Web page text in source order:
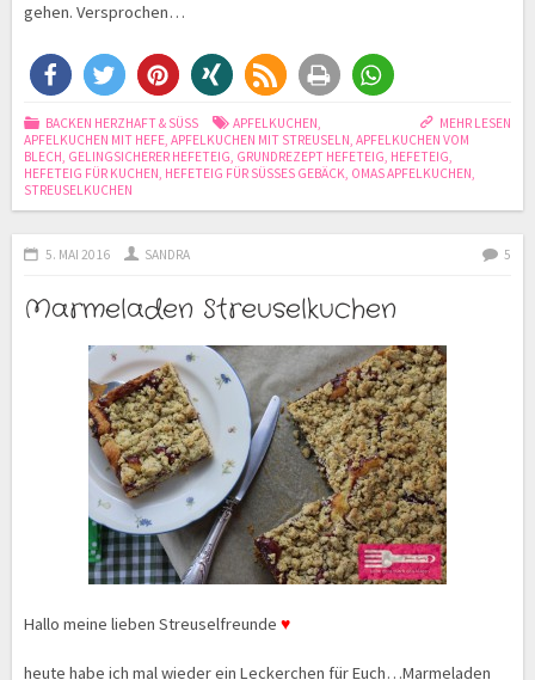
gehen. Versprochen…
MEHR LESEN
BACKEN HERZHAFT & SÜSS APFELKUCHEN,
APFELKUCHEN MIT HEFE, APFELKUCHEN MIT STREUSELN, APFELKUCHEN VOM
BLECH, GELINGSICHERER HEFETEIG, GRUNDREZEPT HEFETEIG, HEFETEIG,
HEFETEIG FÜR KUCHEN, HEFETEIG FÜR SÜSSES GEBÄCK , OMAS APFELKUCHEN,
STREUSELKUCHEN
5. MAI 2016 SANDRA 5
Marmeladen Streuselkuchen
Hallo meine lieben Streuselfreunde ♥
heute habe ich mal wieder ein Leckerchen für Euch…Marmeladen